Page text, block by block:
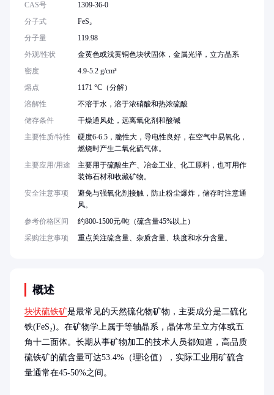
概述
块状硫铁矿是最常见的天然硫化物矿物，主要成分是二硫化
铁(FeS₂)。在矿物学上属于等轴晶系，晶体常呈立方体或五
角十二面体。长期从事矿物加工的技术人员都知道，高品质
硫铁矿的硫含量可达53.4%（理论值），实际工业用矿硫含
量通常在45-50%之间。
CAS号
1309-36-0
分子式
FeS₂
分子量
119.98
外观/性状
金黄色或浅黄铜色块状固体，金属光泽，立方晶系
密度
4.9-5.2 g/cm³
熔点
1171 °C（分解）
溶解性
不溶于水，溶于浓硝酸和热浓硫酸
储存条件
干燥通风处，远离氧化剂和酸碱
主要性质/特性
硬度6-6.5，脆性大，导电性良好，在空气中易氧化，
燃烧时产生二氧化硫气体。
主要应用/用途
主要用于硫酸生产、冶金工业、化工原料，也可用作
装饰石材和收藏矿物。
安全注意事项
避免与强氧化剂接触，防止粉尘爆炸，储存时注意通
风。
参考价格区间
约800-1500元/吨（硫含量45%以上）
采购注意事项
重点关注硫含量、杂质含量、块度和水分含量。